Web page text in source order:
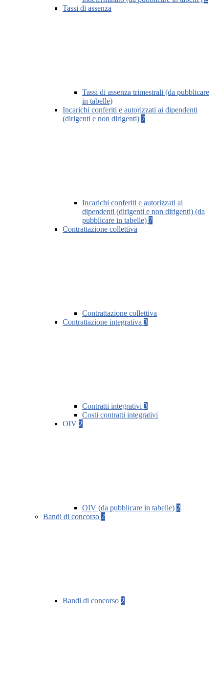
Tassi di assenza
Tassi di assenza trimestrali (da pubblicare
in tabelle)
Incarichi conferiti e autorizzati ai dipendenti
(dirigenti e non dirigenti) 7
Incarichi conferiti e autorizzati ai
dipendenti (dirigenti e non dirigenti) (da
pubblicare in tabelle) 7
Contrattazione collettiva
Contrattazione collettiva
Contrattazione integrativa 3
Contratti integrativi 3
Costi contratti integrativi
OIV 2
OIV (da pubblicare in tabelle) 2
Bandi di concorso 2
Bandi di concorso 2